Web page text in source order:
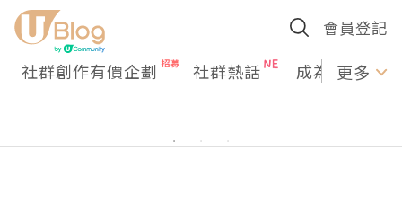
會員登記
社群創作有價企劃 社群熱話 成為U更多